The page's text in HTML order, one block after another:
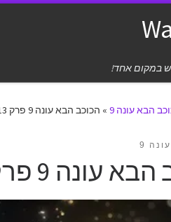
במקום אחד!
הבא עונה 9 » הכוכב הבא עונה 9 פרק 13
9
עונה 9 פרק 13